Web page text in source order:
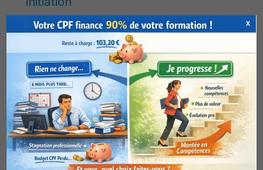
non contractuel, pouvant être modifié sans
préavis pour raison d’évolution et
d’adaptation
Mise en évidence
Réalisez aisément vos documents
Alignez des images et des graphiques
X